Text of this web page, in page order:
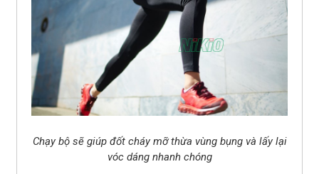
Chạy bộ sẽ giúp đốt cháy mỡ thừa vùng bụng và lấy lại
vóc dáng nhanh chóng